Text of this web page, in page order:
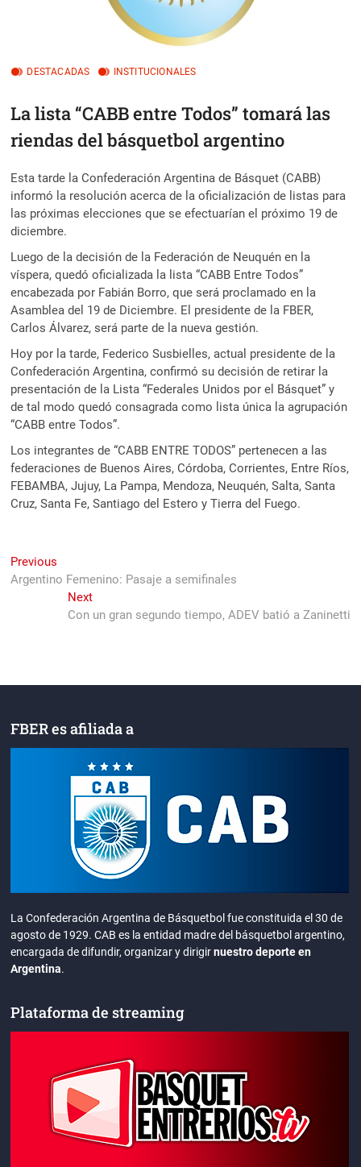
DESTACADAS INSTITUCIONALES
La lista “CABB entre Todos” tomará las
riendas del básquetbol argentino
Esta tarde la Confederación Argentina de Básquet (CABB)
informó la resolución acerca de la oficialización de listas para
las próximas elecciones que se efectuarían el próximo 19 de
diciembre.
Luego de la decisión de la Federación de Neuquén en la
víspera, quedó oficializada la lista “CABB Entre Todos”
encabezada por Fabián Borro, que será proclamado en la
Asamblea del 19 de Diciembre. El presidente de la FBER,
Carlos Álvarez, será parte de la nueva gestión.
Hoy por la tarde, Federico Susbielles, actual presidente de la
Confederación Argentina, confirmó su decisión de retirar la
presentación de la Lista “Federales Unidos por el Básquet” y
de tal modo quedó consagrada como lista única la agrupación
“CABB entre Todos”.
Los integrantes de “CABB ENTRE TODOS” pertenecen a las
federaciones de Buenos Aires, Córdoba, Corrientes, Entre Ríos,
FEBAMBA, Jujuy, La Pampa, Mendoza, Neuquén, Salta, Santa
Cruz, Santa Fe, Santiago del Estero y Tierra del Fuego.
Navegación
de
entradas
Previous
post:
Argentino Femenino: Pasaje a semifinales
NextNext
post:
Con un gran segundo tiempo, ADEV batió a Zaninetti
FBER es afiliada a
La Confederación Argentina de Básquetbol fue constituida el 30 de
agosto de 1929. CAB es la entidad madre del básquetbol argentino,
encargada de difundir, organizar y dirigirnuestro deporte en
Argentina.
Plataforma de streaming